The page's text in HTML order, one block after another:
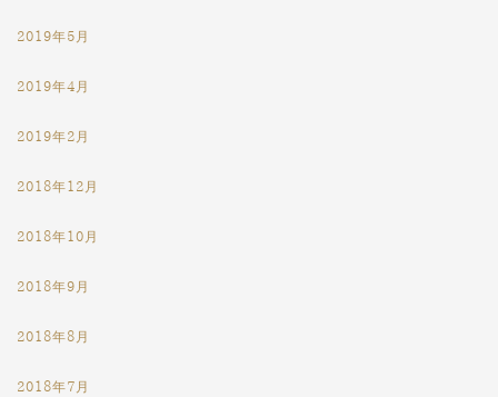
2019年5月
2019年4月
2019年2月
2018年12月
2018年10月
2018年9月
2018年8月
2018年7月